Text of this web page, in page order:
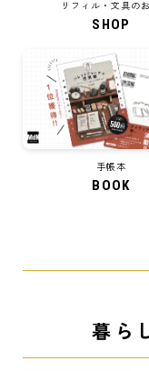
リフィル・文具の
SHOP
手帳本
BOOK
暮ら